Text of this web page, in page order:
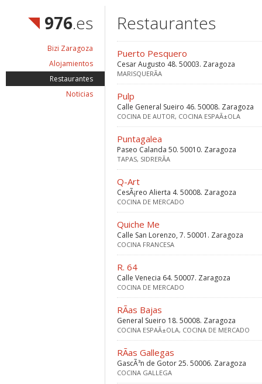
976.es
Bizi Zaragoza
Alojamientos
Restaurantes
Noticias
Restaurantes
Puerto Pesquero
Cesar Augusto 48. 50003. Zaragoza
MARISQUERÃ­A
Pulp
Calle General Sueiro 46. 50008. Zaragoza
COCINA DE AUTOR, COCINA ESPAÃ±OLA
Puntagalea
Paseo Calanda 50. 50010. Zaragoza
TAPAS, SIDRERÃ­A
Q-Art
CesÃ¡reo Alierta 4. 50008. Zaragoza
COCINA DE MERCADO
Quiche Me
Calle San Lorenzo, 7. 50001. Zaragoza
COCINA FRANCESA
R. 64
Calle Venecia 64. 50007. Zaragoza
COCINA DE MERCADO
RÃ­as Bajas
General Sueiro 18. 50008. Zaragoza
COCINA ESPAÃ±OLA, COCINA DE MERCADO
RÃ­as Gallegas
GascÃ³n de Gotor 25. 50006. Zaragoza
COCINA GALLEGA